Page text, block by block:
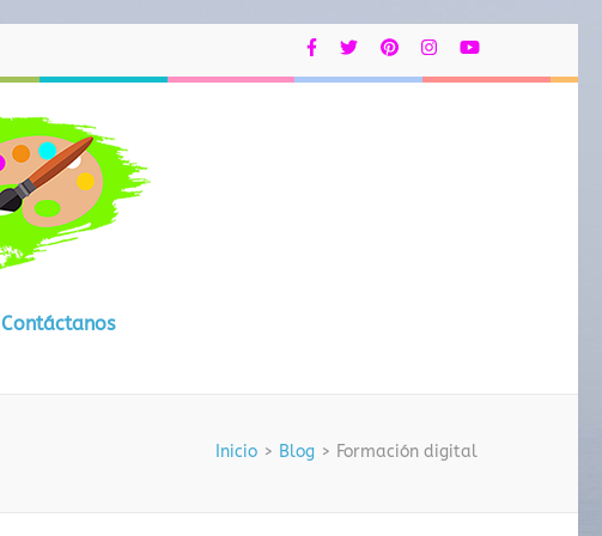
Contáctanos
Inicio > Blog > Formación digital